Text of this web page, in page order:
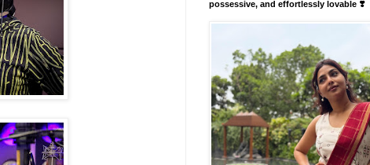
possessive, and effortlessly lovable ❣️